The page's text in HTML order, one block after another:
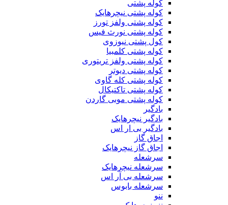
کوله پشتی
کوله پشتی نیچرهایک
کوله پشتی ولفز تورز
کوله پشتی نورث فیس
کول پشتی نیوزوی
کوله پشتی کلمبیا
کوله پشتی ولفز تریتوری
کوله پشتی دیوتر
کوله پشتی کله گاوی
کوله پشتی تاکتیکال
کوله پشتی موبی گاردن
بادگیر
بادگیر نیچرهایک
بادگیر بی ار اس
اجاق گاز
اجاق گاز نیچرهایک
سرشعله
سرشعله نیچرهایک
سرشعله بی آر اس
سرشعله بابوس
ننو